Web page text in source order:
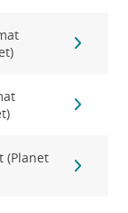
(Planet